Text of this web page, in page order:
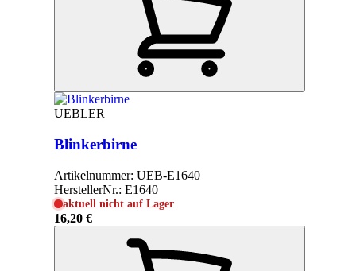
UEBLER
Blinkerbirne
Artikelnummer: UEB-E1640
HerstellerNr.: E1640
aktuell nicht auf Lager
16,20 €